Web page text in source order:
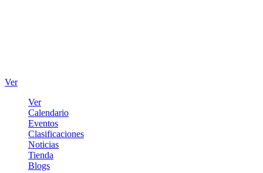
Ver
Ver
Calendario
Eventos
Clasificaciones
Noticias
Tienda
Blogs